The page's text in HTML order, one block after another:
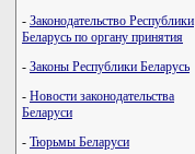
- Законодательство Республики
Беларусь по органу принятия
- Законы Республики Беларусь
- Новости законодательства
Беларуси
- Тюрьмы Беларуси